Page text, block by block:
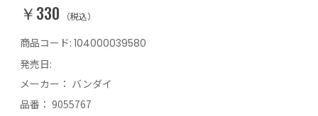
￥330 （税込）
商品コード: 104000039580
発売日:
メーカー： バンダイ
品番： 9055767